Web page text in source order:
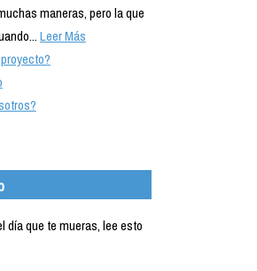
maneras, pero la que
Leer Más
día que te mueras, lee esto